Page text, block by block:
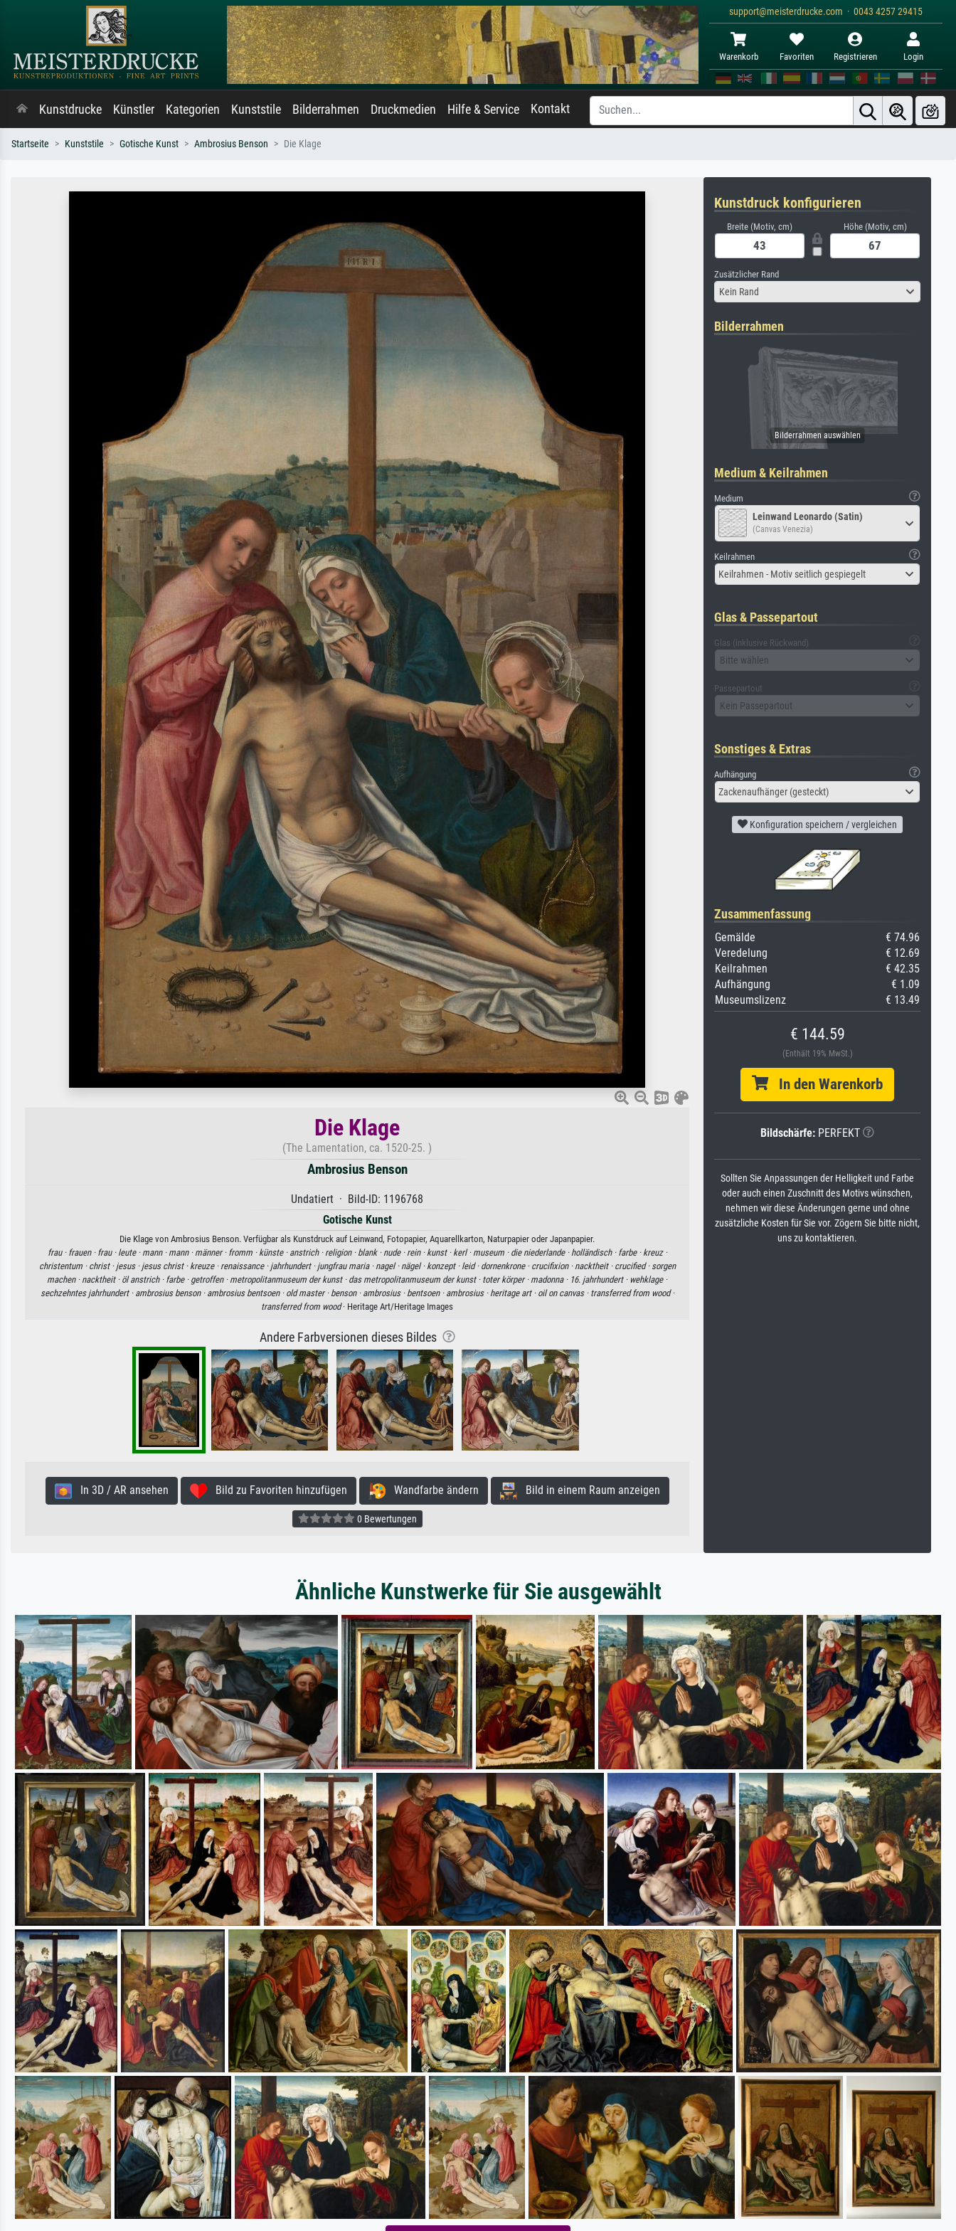
support@meisterdrucke.com · 0043 4257 29415
Warenkorb Favoriten Registrieren Login
Kunstdrucke Künstler Kategorien Kunststile Bilderrahmen Druckmedien Hilfe & Service Kontakt
Startseite Kunststile Gotische Kunst Ambrosius Benson Die Klage
Die Klage
(The Lamentation, ca. 1520-25. )
Ambrosius Benson
Undatiert · Bild-ID: 1196768
Gotische Kunst
Die Klage von Ambrosius Benson. Verfügbar als Kunstdruck auf Leinwand, Fotopapier, Aquarellkarton, Naturpapier oder Japanpapier.
frau · frauen · frau · leute · mann · mann · männer · fromm · künste · anstrich · religion · blank · nude · rein · kunst · kerl · museum · die niederlande · holländisch · farbe · kreuz ·
christentum · christ · jesus · jesus christ · kreuze · renaissance · jahrhundert · jungfrau maria · nagel · nägel · konzept · leid · dornenkrone · crucifixion · nacktheit · crucified · sorgen
machen · nacktheit · öl anstrich · farbe · getroffen · metropolitanmuseum der kunst · das metropolitanmuseum der kunst · toter körper · madonna · 16. jahrhundert · wehklage ·
sechzehntes jahrhundert · ambrosius benson · ambrosius bentsoen · old master · benson · ambrosius · bentsoen · ambrosius · heritage art · oil on canvas · transferred from wood ·
transferred from wood· Heritage Art/Heritage Images
Andere Farbversionen dieses Bildes
In 3D / AR ansehen Bild zu Favoriten hinzufügen Wandfarbe ändern Bild in einem Raum anzeigen
0 Bewertungen
Kunstdruck konfigurieren
Breite (Motiv, cm) Höhe (Motiv, cm)
Zusätzlicher Rand
Kein Rand
Bilderrahmen
Medium & Keilrahmen
Medium
Leinwand Leonardo (Satin)
(Canvas Venezia)
Keilrahmen
Keilrahmen - Motiv seitlich gespiegelt
Glas & Passepartout
Glas (inklusive Rückwand)
Bitte wählen
Passepartout
Kein Passepartout
Sonstiges & Extras
Aufhängung
Zackenaufhänger (gesteckt)
Konfiguration speichern / vergleichen
Zusammenfassung
Gemälde
€ 74.96
Veredelung
€ 12.69
Keilrahmen
€ 42.35
Aufhängung
€ 1.09
Museumslizenz
€ 13.49
€ 144.59
(Enthält 19% MwSt.)
In den Warenkorb
Bildschärfe: PERFEKT
Sollten Sie Anpassungen der Helligkeit und Farbe
oder auch einen Zuschnitt des Motivs wünschen,
nehmen wir diese Änderungen gerne und ohne
zusätzliche Kosten für Sie vor. Zögern Sie bitte nicht,
uns zu kontaktieren.
Ähnliche Kunstwerke für Sie ausgewählt